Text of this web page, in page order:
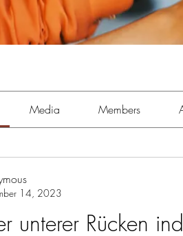
Media Members
14, 2023
unterer Rücken